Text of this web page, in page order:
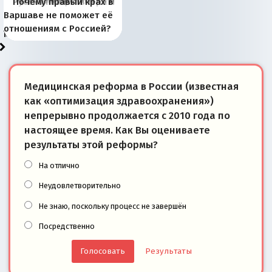
рыбопромысловые
районы Баренцева
моря
отличаются от «Яблока»
тем, что они -
победители
Запада рассказала о
«переобувании» хозяев
перемены: 15 шагов к
суверенной экономике
Европы
сбрасывать балласт
Анкориджа
года: первые уступки во
внутренней политике
сегодня
Варшаве не поможет её
отношениям с Россией?
Медицинская реформа в России (известная
как «оптимизация здравоохранения»)
непрерывно продолжается с 2010 года по
настоящее время. Как Вы оцениваете
результаты этой реформы?
На отлично
Неудовлетворительно
Не знаю, поскольку процесс не завершён
Посредственно
Результаты